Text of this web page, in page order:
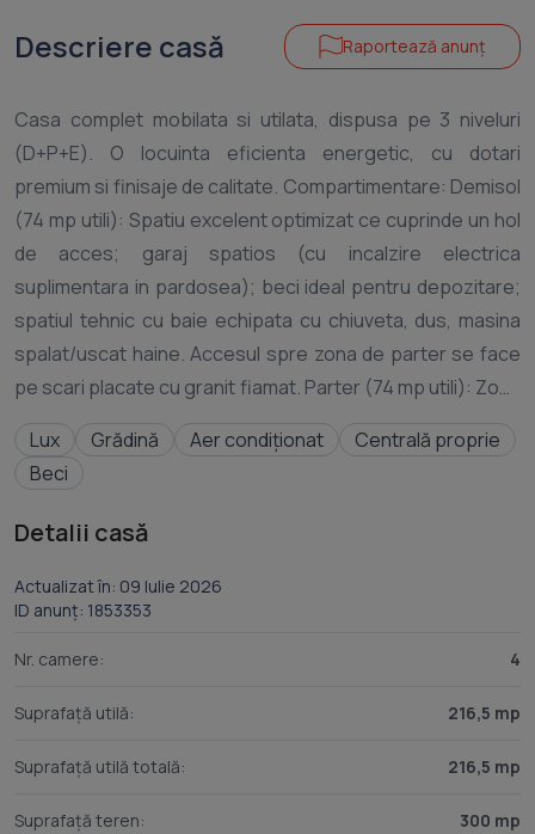
Descriere casă Raportează anunț
Casa complet mobilata si utilata, dispusa pe 3 niveluri
(D+P+E). O locuinta eficienta energetic, cu dotari
premium si finisaje de calitate. Compartimentare: Demisol
(74 mp utili): Spatiu excelent optimizat ce cuprinde un hol
de acces; garaj spatios (cu incalzire electrica
suplimentara in pardosea); beci ideal pentru depozitare;
spatiul tehnic cu baie echipata cu chiuveta, dus, masina
spalat/uscat haine. Accesul spre zona de parter se face
pe scari placate cu granit fiamat. Parter (74 mp utili): Zona
generos cu zona de dining; bucataria este mobilata si
echipata cu electrocasnice marca Electrolux (plita pe
inductie, cuptor, masina de spalat vase, hota); baia de
triplu stratificat. Accesul spre etaj se face pe scara
placata cu parchet triplu stratificat. Etaj (68,5 mp utili):
Zona de odihna, compusa din 3 dormitoare mobilate; unul
baia de pe hol cu dus echipata complet; accesul in cele 3
dormitoare se face dintr-un hol de tranzit care este
circulabil: peste etaj placa de beton, termoizolatie cu vata
Lux Grădină Aer condiționat
Centrală proprie
Beci
Detalii casă
Actualizat în: 09 Iulie 2026
ID anunț: 1853353
Nr. camere: 4
Suprafață utilă: 216,5 mp
Suprafață utilă totală: 216,5 mp
Suprafață teren: 300 mp